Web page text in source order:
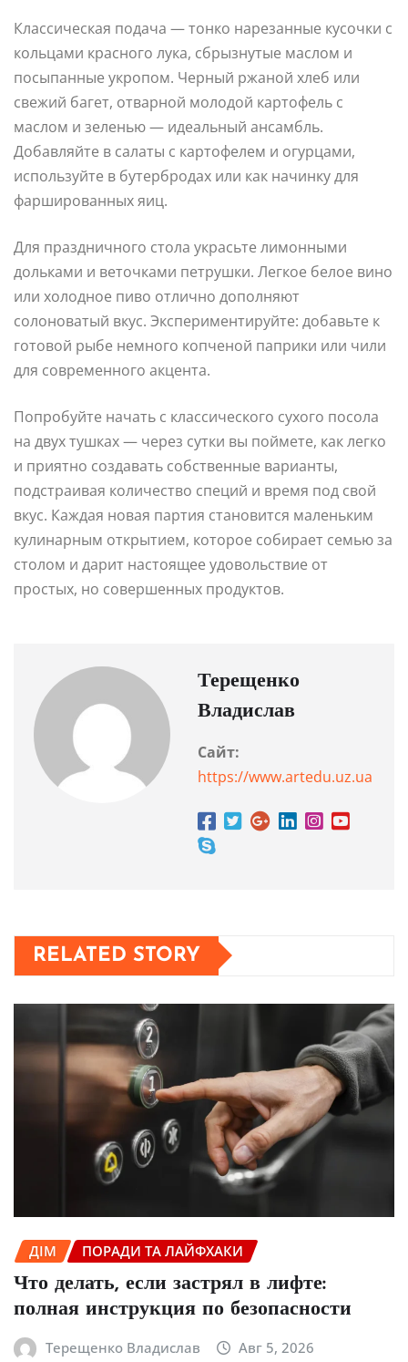
Классическая подача — тонко нарезанные кусочки с
кольцами красного лука, сбрызнутые маслом и
посыпанные укропом. Черный ржаной хлеб или
свежий багет, отварной молодой картофель с
маслом и зеленью — идеальный ансамбль.
Добавляйте в салаты с картофелем и огурцами,
используйте в бутербродах или как начинку для
фаршированных яиц.
Для праздничного стола украсьте лимонными
дольками и веточками петрушки. Легкое белое вино
или холодное пиво отлично дополняют
солоноватый вкус. Экспериментируйте: добавьте к
готовой рыбе немного копченой паприки или чили
для современного акцента.
Попробуйте начать с классического сухого посола
на двух тушках — через сутки вы поймете, как легко
и приятно создавать собственные варианты,
подстраивая количество специй и время под свой
вкус. Каждая новая партия становится маленьким
кулинарным открытием, которое собирает семью за
столом и дарит настоящее удовольствие от
простых, но совершенных продуктов.
Терещенко
Владислав
Сайт:
https://www.artedu.uz.ua
RELATED STORY
ДІМ ПОРАДИ ТА ЛАЙФХАКИ
Что делать, если застрял в лифте:
полная инструкция по безопасности
Терещенко Владислав Авг 5, 2026